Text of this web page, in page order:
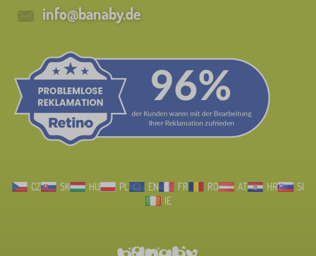
info@banaby.de
CZ SK HU PL EN FR RO AT HR
SI
IE